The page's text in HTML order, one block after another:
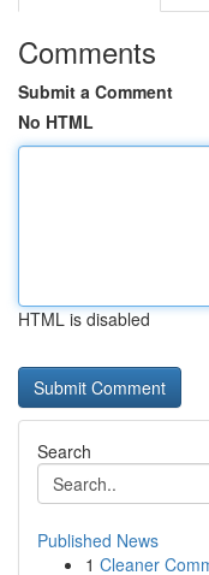
Comments
Submit a Comment
No HTML
HTML is disabled
Search
Published News
1 Cleaner